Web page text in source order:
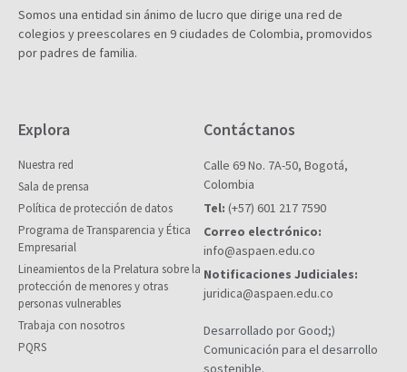
Somos una entidad sin ánimo de lucro que dirige una red de
colegios y preescolares en 9 ciudades de Colombia, promovidos
por padres de familia.
Explora
Nuestra red
Sala de prensa
Política de protección de datos
Programa de Transparencia y Ética
Empresarial
Lineamientos de la Prelatura sobre la
protección de menores y otras
personas vulnerables
Trabaja con nosotros
PQRS
Contáctanos
Calle 69 No. 7A-50, Bogotá,
Colombia
Tel: (+57) 601 217 7590
Correo electrónico:
info@aspaen.edu.co
Notificaciones Judiciales:
juridica@aspaen.edu.co
Desarrollado por Good;)
Comunicación para el desarrollo
sostenible.